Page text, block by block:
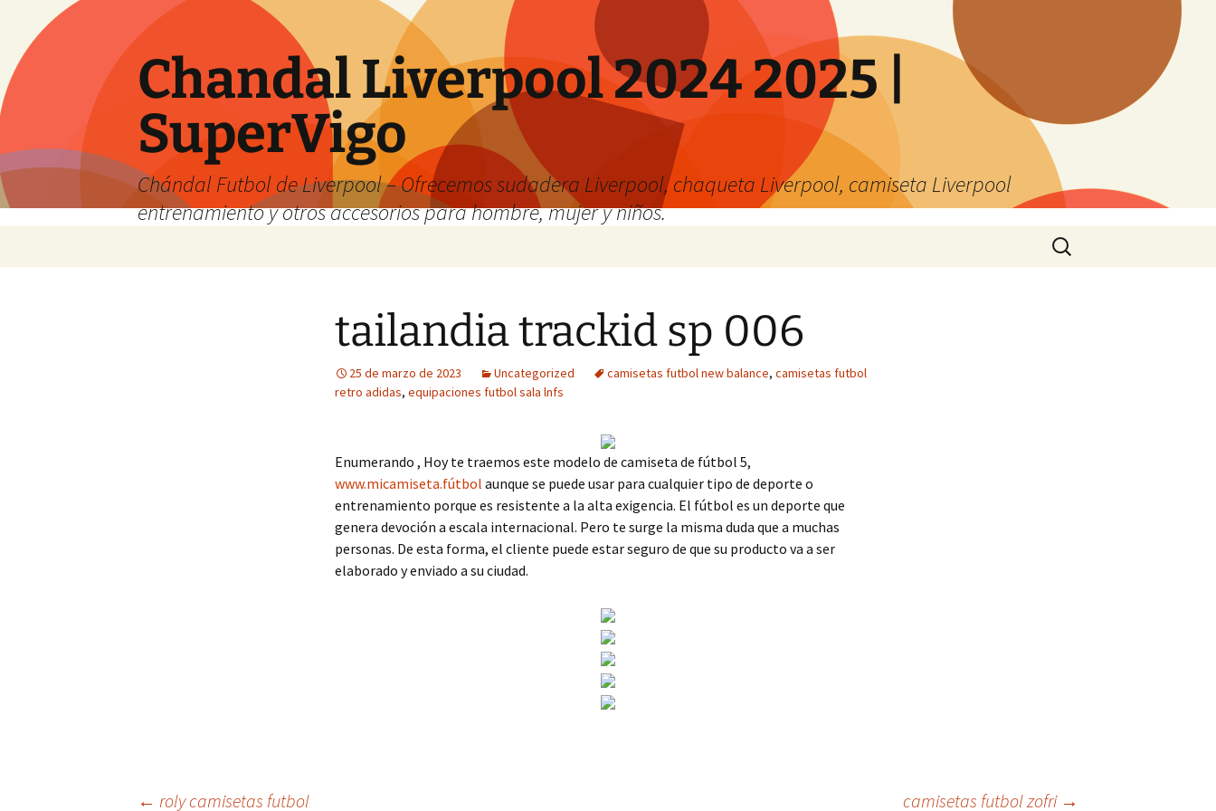
Chandal Liverpool 2024 2025 |
SuperVigo
Chándal Futbol de Liverpool – Ofrecemos sudadera Liverpool, chaqueta Liverpool, camiseta Liverpool
entrenamiento y otros accesorios para hombre, mujer y niños.
Buscar:
tailandia trackid sp 006
25 de marzo de 2023 Uncategorized camisetas futbol new balance, camisetas futbol
retro adidas, equipaciones futbol sala lnfs
Enumerando , Hoy te traemos este modelo de camiseta de fútbol 5,
www.micamiseta.fútbol aunque se puede usar para cualquier tipo de deporte o
entrenamiento porque es resistente a la alta exigencia. El fútbol es un deporte que
genera devoción a escala internacional. Pero te surge la misma duda que a muchas
personas. De esta forma, el cliente puede estar seguro de que su producto va a ser
elaborado y enviado a su ciudad.
← roly camisetas futbol camisetas futbol zofri →